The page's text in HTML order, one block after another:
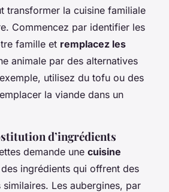
transformer la cuisine familiale
Commencez par identifier les
famille et remplacez les
animale par des alternatives
utilisez du tofu ou des
la viande dans un
d’ingrédients
demande une cuisine
ingrédients qui offrent des
Les aubergines, par